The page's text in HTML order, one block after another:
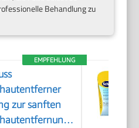
Behandlung zu
EMPFEHLUNG
zur sanften